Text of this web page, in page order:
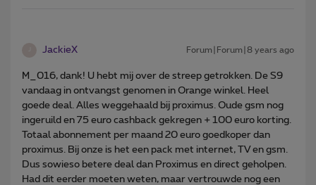
JackieX Forum|Forum|8 years ago
M_016, dank! U hebt mij over de streep getrokken. De S9
vandaag in ontvangst genomen in Orange winkel. Heel
goede deal. Alles weggehaald bij proximus. Oude gsm nog
ingeruild en 75 euro cashback gekregen + 100 euro korting.
Totaal abonnement per maand 20 euro goedkoper dan
proximus. Bij onze is het een pack met internet, TV en gsm.
Dus sowieso betere deal dan Proximus en direct geholpen.
Had dit eerder moeten weten, maar vertrouwde nog een